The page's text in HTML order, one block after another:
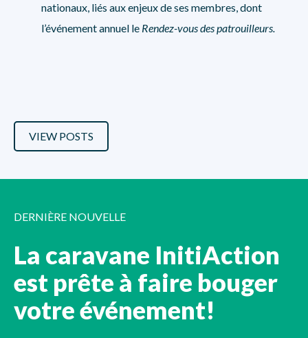
nationaux, liés aux enjeux de ses membres, dont
l’événement annuel le Rendez-vous des patrouilleurs.
VIEW POSTS
DERNIÈRE NOUVELLE
La caravane InitiAction
est prête à faire bouger
votre événement!